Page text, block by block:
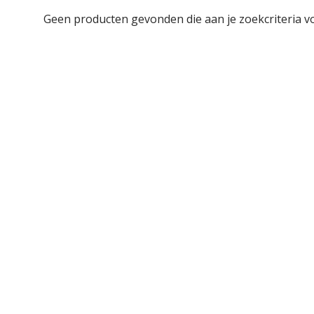
Geen producten gevonden die aan je zoekcriteria